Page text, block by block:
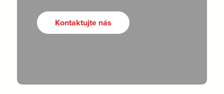
Kontaktujte nás